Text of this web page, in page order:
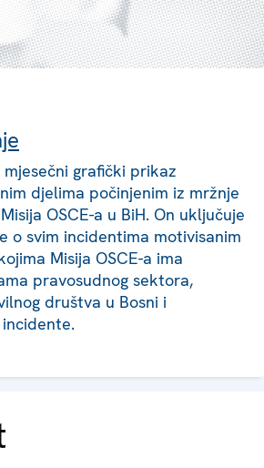
grafički prikaz
djelima počinjenim iz mržnje
OSCE-a u BiH. On uključuje
o svim incidentima motivisanim
Misija OSCE-a ima
pravosudnog sektora,
društva u Bosni i